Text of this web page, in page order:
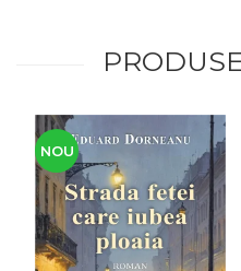
NOU